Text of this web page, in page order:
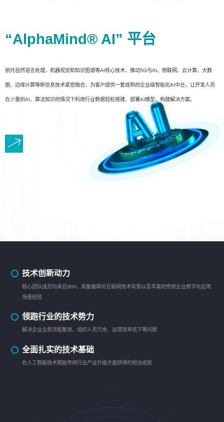
“AlphaMind® AI” 平台
依托自然语言处理，机器视觉和知识图谱等AI核心技术，推动5G与AI、物联网、云计算、大数
据、边缘计算等新信息技术紧密融合，为客户提供一套成熟的企业级智能化AI中台，让开发人员
在少量的AI、算法知识的情况下利用行业数据轻松搭建、部署AI模型，构建解决方案。
技术创新动力
核心团队成员均来自IBM，具备雄厚的互联网技术背景以及丰富的传统企业数字化应用
场景经验
领跑行业的技术势力
解决企业业务流程繁琐、组织人员冗余、运营效率低下等问题
全面扎实的技术基础
在人工智能技术赋能传统行业产业升级方面获得的相当成就